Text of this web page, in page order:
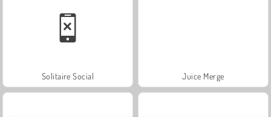
Solitaire Social Juice Merge